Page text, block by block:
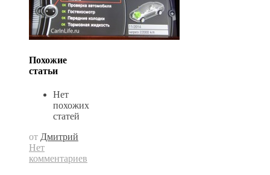
Похожие
статьи
Нет
похожих
статей
от Дмитрий
Нет
комментариев